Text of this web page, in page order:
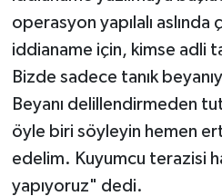
operasyon yapılalı aslında
iddianame için, kimse adli
Bizde sadece tanık
Beyanı delillendirmeden
öyle biri söyleyin hemen
edelim. Kuyumcu terazisi
yapıyoruz" dedi.